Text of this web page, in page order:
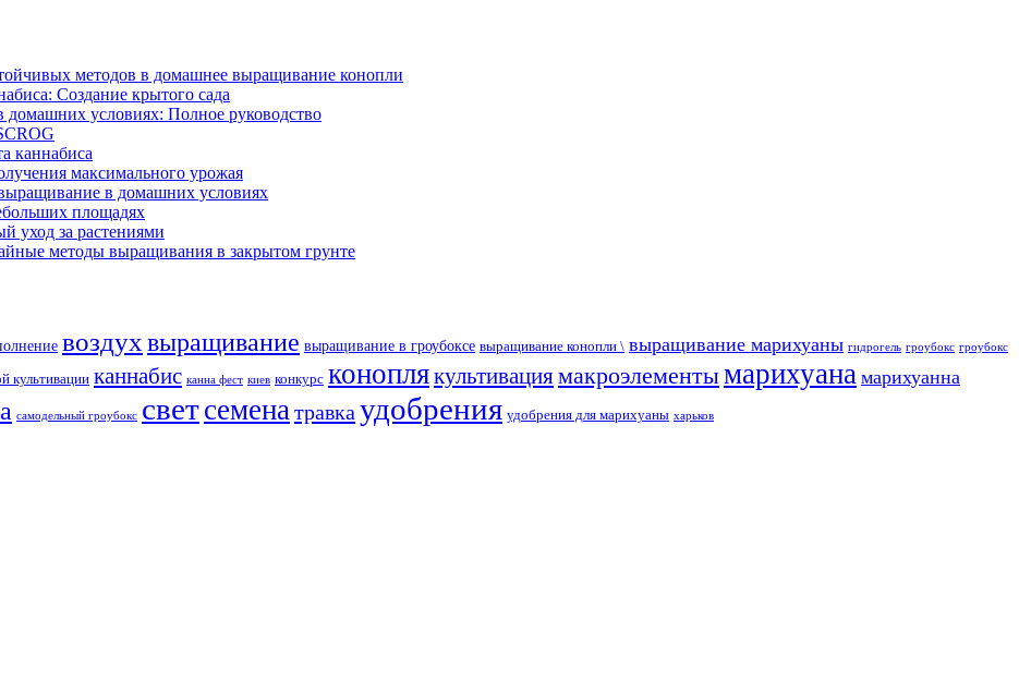
методов в домашнее выращивание конопли
Создание крытого сада
домашних условиях: Полное руководство
каннабиса
максимального урожая
в домашних условиях
площадях
уход за растениями
методы выращивания в закрытом грунте
воздухвыращивание выращивание в гроубоксе выращивание конопли \ выращивание марихуаны гидрогель гроубокс гроубокс
культивации каннабис канна фест киев конкурс коноплякультивациямакроэлементымарихуана марихуанна
самодельный гроубокс светсеменатравкаудобрения удобрения для марихуаны харьков